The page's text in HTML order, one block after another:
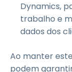
Dynamics,
trabalho e
dados dos
Ao manter
podem